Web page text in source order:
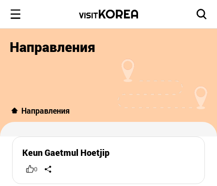
Направления
Направления
Keun Gaetmul Hoetjip
0